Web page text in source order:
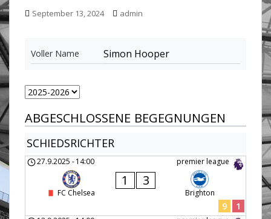
c
o
n
t
e
n
t
September 13, 2024 admin
Voller Name Simon Hooper
ABGESCHLOSSENE BEGEGNUNGEN
SCHIEDSRICHTER
premier league
27.9.2025 -14:00
FC Chelsea
1 3
Brighton
9 1